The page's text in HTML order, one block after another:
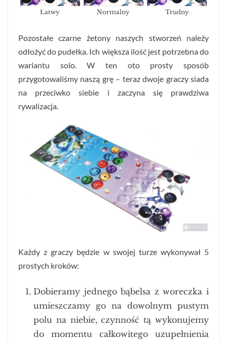
Łatwy Normalny Trudny
Pozostałe czarne żetony naszych stworzeń należy
odłożyć do pudełka. Ich większa ilość jest potrzebna do
wariantu solo. W ten oto prosty sposób
przygotowaliśmy naszą grę – teraz dwoje graczy siada
na przeciwko siebie i zaczyna się prawdziwa
rywalizacja.
Każdy z graczy będzie w swojej turze wykonywał 5
prostych kroków:
Dobieramy jednego bąbelsa z woreczka i
umieszczamy go na dowolnym pustym
polu na niebie, czynność tą wykonujemy
do momentu całkowitego uzupełnienia